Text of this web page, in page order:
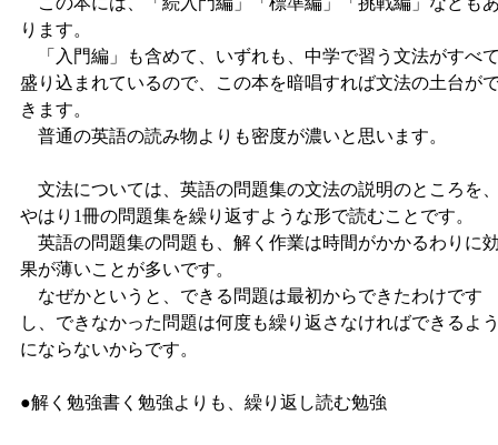
ります。
「入門編」も含めて、いずれも、中学で習う文法がすべ
盛り込まれているので、この本を暗唱すれば文法の土台が
きます。
普通の英語の読み物よりも密度が濃いと思います。
文法については、英語の問題集の文法の説明のところを
やはり1冊の問題集を繰り返すような形で読むことです。
英語の問題集の問題も、解く作業は時間がかかるわりに
果が薄いことが多いです。
なぜかというと、できる問題は最初からできたわけです
し、できなかった問題は何度も繰り返さなければできるよ
にならないからです。
●解く勉強書く勉強よりも、繰り返し読む勉強